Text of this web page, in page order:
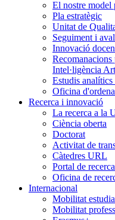
El nostre model
Pla estratègic
Unitat de
Seguiment i
Innovació
Recomanacions
Intel·ligència
Estudis
Oficina
Recerca i innovació
La recerca a la
Ciència oberta
Doctorat
Activitat de
Càtedres URL
Portal de
Oficina de
Internacional
Mobilitat
Mobilitat